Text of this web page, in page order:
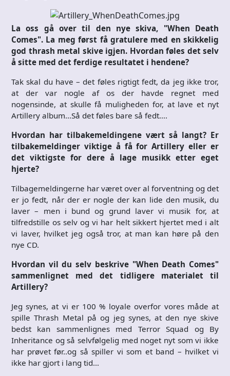
La oss gå over til den nye skiva, "When Death
Comes". La meg først få gratulere med en skikkelig
god thrash metal skive igjen. Hvordan føles det selv
å sitte med det ferdige resultatet i hendene?
Tak skal du have – det føles rigtigt fedt, da jeg ikke tror,
at der var nogle af os der havde regnet med
nogensinde, at skulle få muligheden for, at lave et nyt
Artillery album…Så det føles bare så fedt….
Hvordan har tilbakemeldingene vært så langt? Er
tilbakemeldinger viktige å få for Artillery eller er
det viktigste for dere å lage musikk etter eget
hjerte?
Tilbagemeldingerne har været over al forventning og det
er jo fedt, når der er nogle der kan lide den musik, du
laver – men i bund og grund laver vi musik for, at
tilfredstille os selv og vi har helt sikkert hjertet med i alt
vi laver, hvilket jeg også tror, at man kan høre på den
nye CD.
Hvordan vil du selv beskrive "When Death Comes"
sammenlignet med det tidligere materialet til
Artillery?
Jeg synes, at vi er 100 % loyale overfor vores måde at
spille Thrash Metal på og jeg synes, at den nye skive
bedst kan sammenlignes med Terror Squad og By
Inheritance og så selvfølgelig med noget nyt som vi ikke
har prøvet før..og så spiller vi som et band – hvilket vi
ikke har gjort i lang tid…